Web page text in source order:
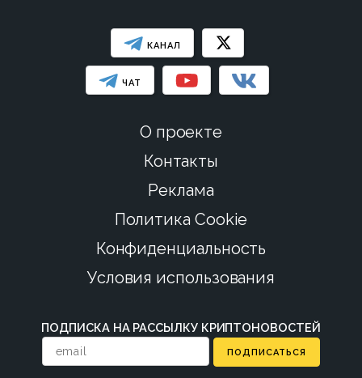
КАНАЛ
ЧАТ
О проекте
Контакты
Реклама
Политика Cookie
Конфиденциальность
Условия использования
ПОДПИСКА НА РАССЫЛКУ КРИПТОНОВОСТЕЙ
ПОДПИСАТЬСЯ